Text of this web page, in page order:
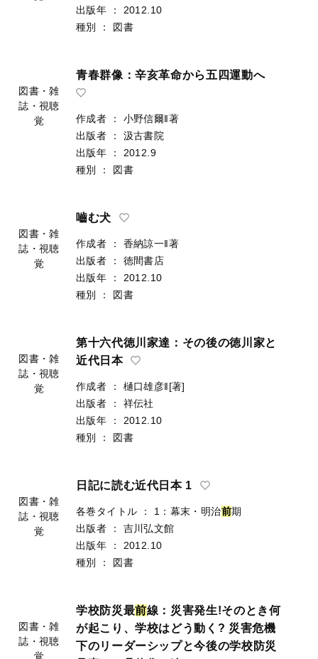
出版者
：
実業之日本社
出版年
： 2012.10
青春群像：辛亥革命から五四運動へ
作成者 ：
小野信爾‖著
出版者
：
汲古書院
出版年
： 2012.9
嚙む犬
作成者 ：
香納諒一‖著
出版者
：
徳間書店
出版年
： 2012.10
近代日本
作成者
樋口雄彦‖[著]
出版者
： 祥伝社
日記に読む近代日本 1
各巻タイトル ： 1：幕末・明治
出版者
： 吉川弘文館
学校防災最前線：災害発生!そのとき何